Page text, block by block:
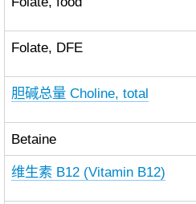
Folate, DFE
胆碱总量 Choline, total
Betaine
维生素 B12 (Vitamin B12)